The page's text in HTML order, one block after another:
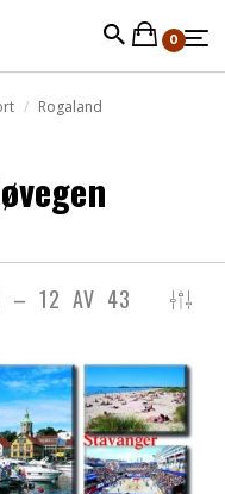
0
Rogaland
– 12 AV 43